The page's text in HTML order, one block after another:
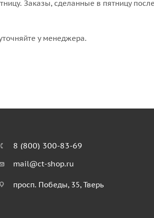
Заказы, сделанные в пятницу
у менеджера.
8 (800) 300-83-69
mail@ct-shop.ru
просп. Победы, 35, Тверь